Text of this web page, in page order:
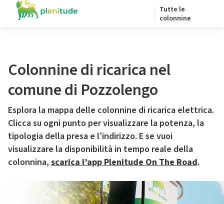
Tutte le
colonnine
Colonnine di ricarica nel
comune di Pozzolengo
Esplora la mappa delle colonnine di ricarica elettrica.
Clicca su ogni punto per visualizzare la potenza, la
tipologia della presa e l’indirizzo. E se vuoi
visualizzare la disponibilità in tempo reale della
colonnina, scarica l’app Plenitude On The Road.